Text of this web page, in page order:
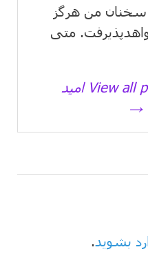
من هرگز
متی
View all posts by امید
→
بشوید.